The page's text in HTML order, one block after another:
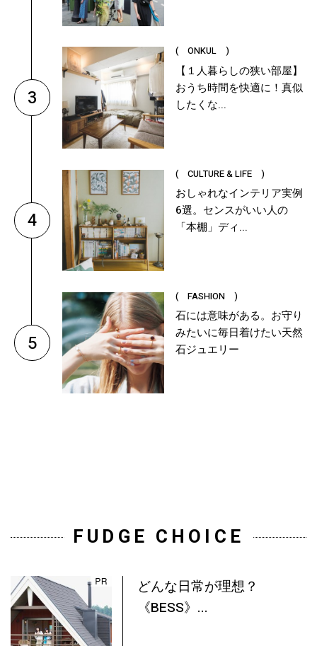
3
( ONKUL )
【１人暮らしの狭い部屋】
おうち時間を快適に！真似
したくな...
4
( CULTURE & LIFE )
おしゃれなインテリア実例
6選。センスがいい人の
「本棚」ディ...
5
( FASHION )
石には意味がある。お守り
みたいに毎日着けたい天然
石ジュエリー
FUDGE CHOICE
どんな日常が理想？
《BESS》...